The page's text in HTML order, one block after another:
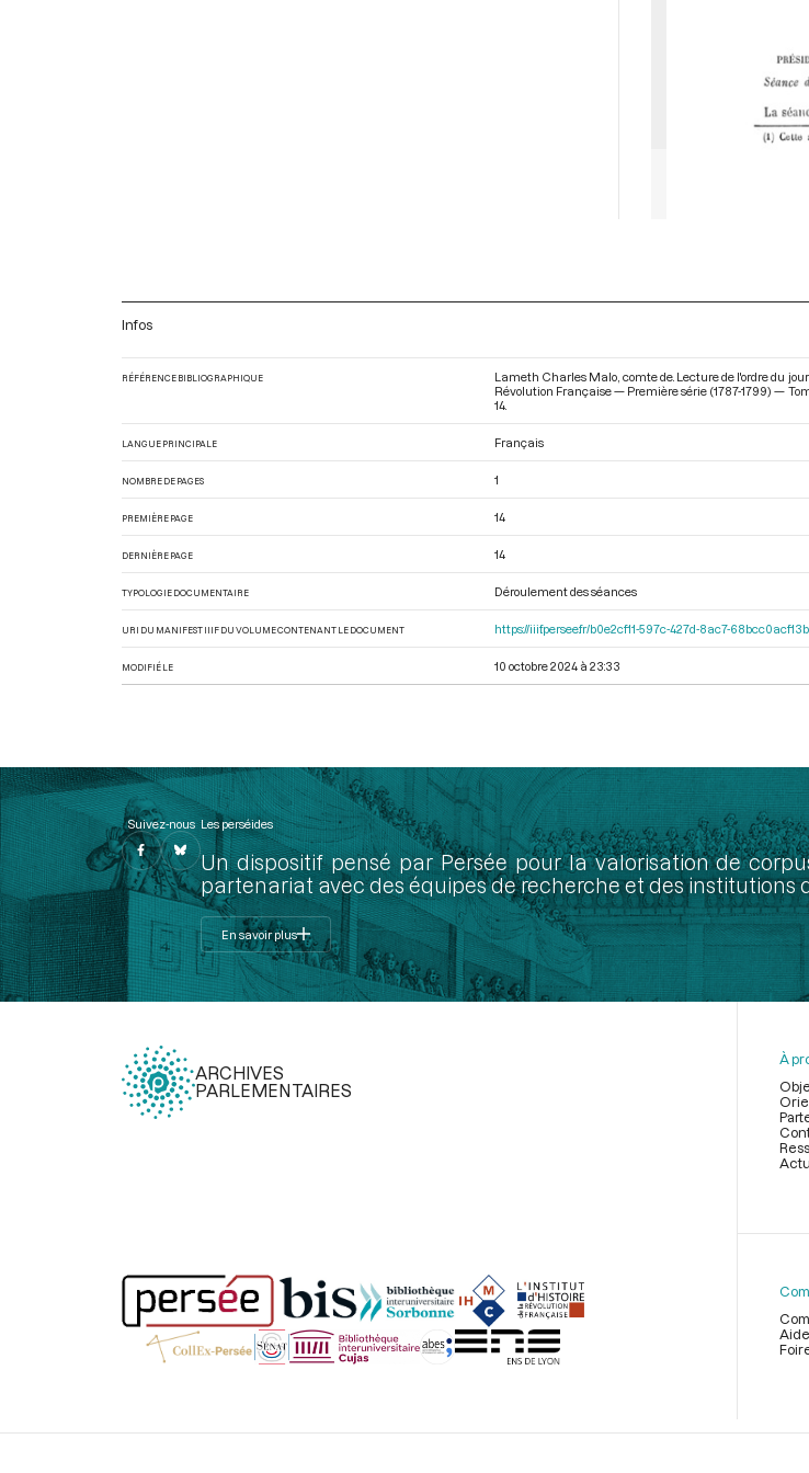
Infos
RÉFÉRENCE BIBLIOGRAPHIQUE
Lameth Charles Malo, comte de. Lecture de l'ordre du
Révolution Française — Première série (1787-1799) —
14.
LANGUE PRINCIPALE Français
NOMBRE DE PAGES 1
PREMIÈRE PAGE 14
DERNIÈRE PAGE 14
TYPOLOGIE DOCUMENTAIRE Déroulement des séances
URI DU MANIFEST IIIF DU VOLUME CONTENANT LE DOCUMENT https://iiif.persee.fr/b0e2cf11-597c-427d-8ac7-
MODIFIÉ LE 10 octobre 2024 à 23:33
Suivez-nous Les perséides
Un dispositif pensé par Persée pour la valorisation de
partenariat avec des équipes de recherche et des institutions
En savoir plus
ARCHIVES
PARLEMENTAIRES
page
À
Légal